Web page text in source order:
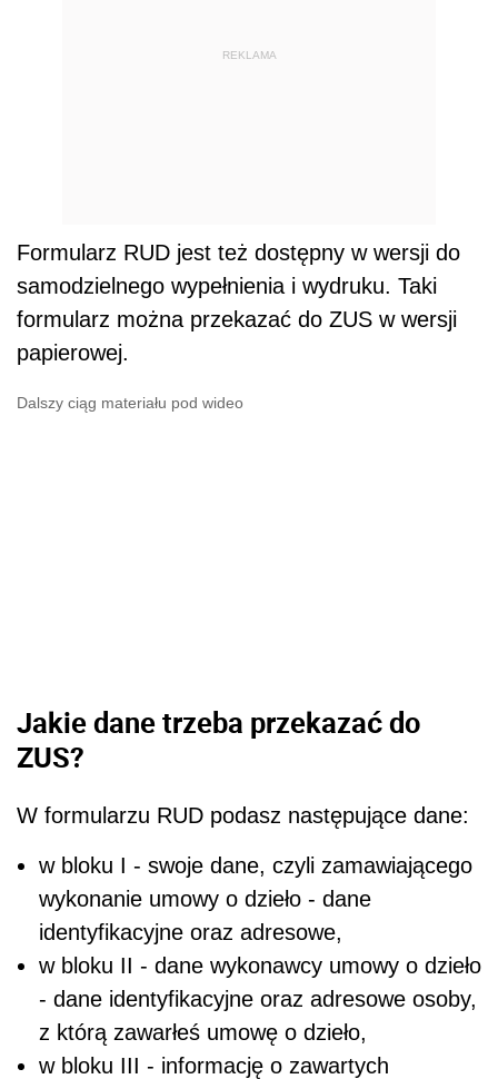
REKLAMA
Formularz RUD jest też dostępny w wersji do
samodzielnego wypełnienia i wydruku. Taki
formularz można przekazać do ZUS w wersji
papierowej.
Dalszy ciąg materiału pod wideo
Jakie dane trzeba przekazać do
ZUS?
W formularzu RUD podasz następujące dane:
w bloku I - swoje dane, czyli zamawiającego
wykonanie umowy o dzieło - dane
identyfikacyjne oraz adresowe,
w bloku II - dane wykonawcy umowy o dzieło
- dane identyfikacyjne oraz adresowe osoby,
z którą zawarłeś umowę o dzieło,
w bloku III - informację o zawartych